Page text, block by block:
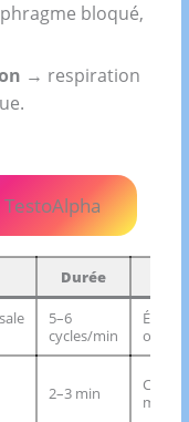
bloqué,
→ respiration
Durée
5–6
cycles/min
Éveil
2–3 min